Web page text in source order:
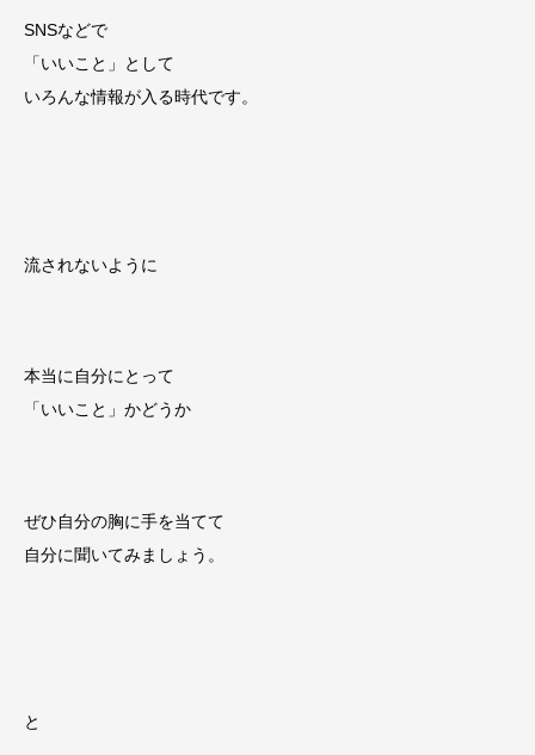
SNSなどで
「いいこと」として
いろんな情報が入る時代です。
流されないように
本当に自分にとって
「いいこと」かどうか
ぜひ自分の胸に手を当てて
自分に聞いてみましょう。
と